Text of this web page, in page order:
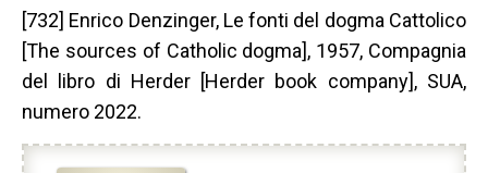
[732] Enrico Denzinger, Le fonti del dogma Cattolico
[The sources of Catholic dogma], 1957, Compagnia
del libro di Herder [Herder book company], SUA,
numero 2022.